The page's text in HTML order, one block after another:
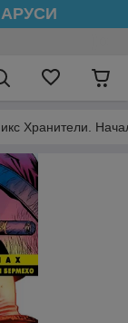
Хранители.